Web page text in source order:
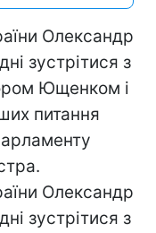
Олександр
зустрітися з
Ющенком і
питання
Олександр
зустрітися з